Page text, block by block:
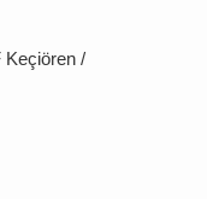
Keçiören /